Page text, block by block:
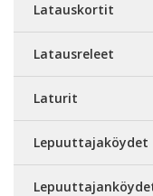
Latauskortit
Latausreleet
Laturit
Lepuuttajaköydet